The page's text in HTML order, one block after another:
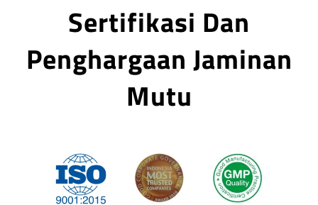
Sertifikasi Dan
Penghargaan Jaminan
Mutu